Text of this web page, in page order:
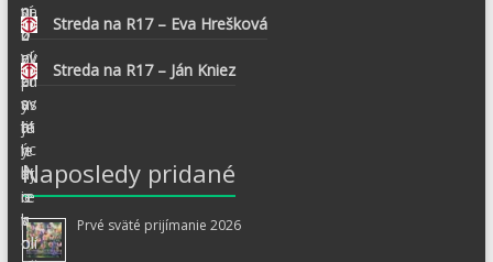
Streda na R17 – Eva Hrešková
Streda na R17 – Ján Kniez
Naposledy pridané
Prvé sväté prijímanie 2026